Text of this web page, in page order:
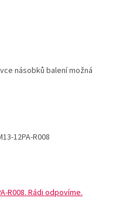
násobků balení možná
12PA-R008
R008. Rádi odpovíme.